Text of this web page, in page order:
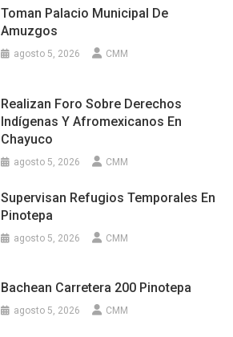
Toman Palacio Municipal De
Amuzgos
agosto 5, 2026 CMM
Realizan Foro Sobre Derechos
Indígenas Y Afromexicanos En
Chayuco
agosto 5, 2026 CMM
Supervisan Refugios Temporales En
Pinotepa
agosto 5, 2026 CMM
Bachean Carretera 200 Pinotepa
agosto 5, 2026 CMM